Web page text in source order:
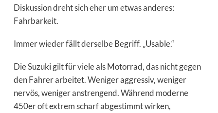
Diskussion dreht sich eher um etwas anderes:
Fahrbarkeit.
Immer wieder fällt derselbe Begriff. „Usable.“
Die Suzuki gilt für viele als Motorrad, das nicht gegen
den Fahrer arbeitet. Weniger aggressiv, weniger
nervös, weniger anstrengend. Während moderne
450er oft extrem scharf abgestimmt wirken,